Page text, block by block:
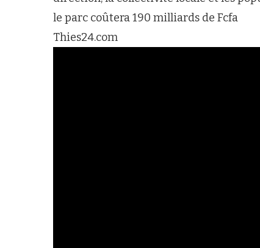
le parc coûtera 190 milliards de Fcfa
Thies24.com